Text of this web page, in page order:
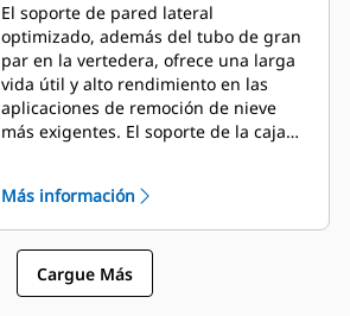
El soporte de pared lateral
optimizado, además del tubo de gran
par en la vertedera, ofrece una larga
vida útil y alto rendimiento en las
aplicaciones de remoción de nieve
más exigentes. El soporte de la caja
vertedera, además de proporcionar
un excelente soporte para las
secciones de empuje exteriores.
Más información
Cargue Más